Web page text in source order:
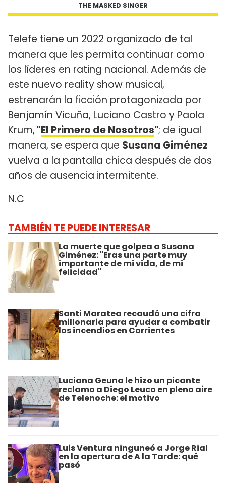
THE MASKED SINGER
Telefe tiene un 2022 organizado de tal
manera que les permita continuar como
los líderes en rating nacional. Además de
este nuevo reality show musical,
estrenarán la ficción protagonizada por
Benjamín Vicuña, Luciano Castro y Paola
Krum, "El Primero de Nosotros"; de igual
manera, se espera que Susana Giménez
vuelva a la pantalla chica después de dos
años de ausencia intermitente.
N.C
TAMBIÉN TE PUEDE INTERESAR
La muerte que golpea a Susana
Giménez: "Eras una parte muy
importante de mi vida, de mi
felicidad"
Santi Maratea recaudó una cifra
millonaria para ayudar a combatir
los incendios en Corrientes
Luciana Geuna le hizo un picante
reclamo a Diego Leuco en pleno aire
de Telenoche: el motivo
Luis Ventura ninguneó a Jorge Rial
en la apertura de A la Tarde: qué
pasó